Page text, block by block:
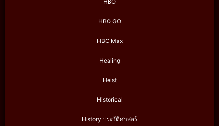
HBO
HBO GO
HBO Max
Healing
Heist
Historical
History ประวัติศาสตร์